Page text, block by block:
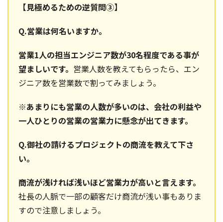
【見極めるための逆質問③】
Q.営業は何名いますか。
営業1人の担当エンジニア数が30名程度である事が
望ましいです。 営業人数を教えてもらったら、エン
ジニア数を営業数で割ってみましょう。
※あまりにも営業の人数が多いのは、会社の利益や
一人ひとりの営業の営業力に懸念が出てきます。
Q.御社の請けるプロジェクトの商流を教えて下さ
い。
商流が浅ければ浅いほど営業力が高いと言えます。
社長の人脈で一部の顧客だけ商流が浅い事もありま
すので注意しましょう。